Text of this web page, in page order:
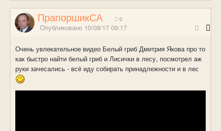
ПрапоршикСА 0
Опубликовано 10/08/17 09:17
Очень увлекательное видео Белый гриб Дмитрия Якова про то
как быстро найти белый гриб и Лисички в лесу, посмотрел аж
руки зачесались - всё иду собирать принадлежности и в лес